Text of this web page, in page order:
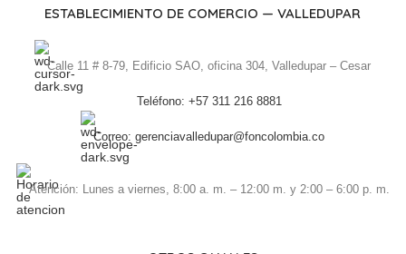
ESTABLECIMIENTO DE COMERCIO — VALLEDUPAR
Calle 11 # 8-79, Edificio SAO, oficina 304, Valledupar – Cesar
Teléfono: +57 311 216 8881
Correo: gerenciavalledupar@foncolombia.co
Atención: Lunes a viernes, 8:00 a. m. – 12:00 m. y 2:00 – 6:00 p. m.